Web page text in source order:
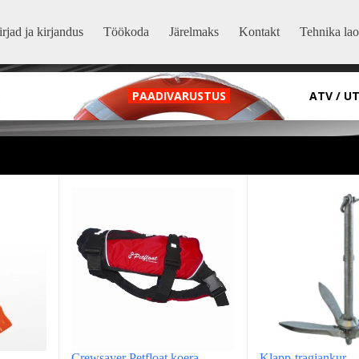
ja kirjandus Töökoda Järelmaks Kontakt Tehnika
PAADIVARUSTUS ATV /